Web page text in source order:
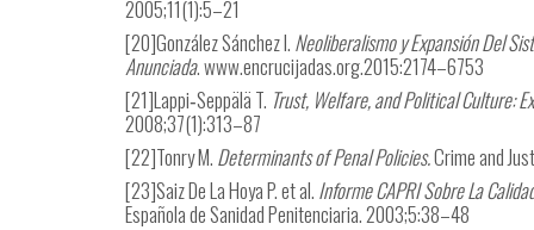
2005;11(1):5–21
[20]González Sánchez I. Neoliberalismo y Expansión Del
Anunciada. www.encrucijadas.org.2015:2174–6753
[21]Lappi‐Seppälä T. Trust, Welfare, and Political Culture:
2008;37(1):313–87
[22]Tonry M. Determinants of Penal Policies.Crime and
[23]Saiz De La Hoya P. et al. Informe CAPRI Sobre La
Española de Sanidad Penitenciaria. 2003;5:38–48